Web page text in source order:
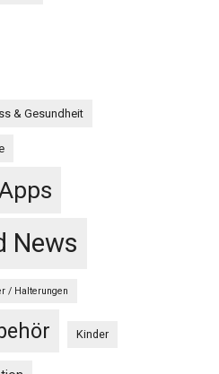
& Gesundheit
News
/ Halterungen
Kinder